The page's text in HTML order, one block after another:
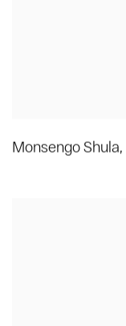
Monsengo Shula,